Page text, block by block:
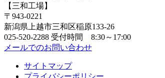
【三和工場】
〒943-0221
新潟県上越市三和区稲原133-26
025-520-2288 受付時間 8:30～17:00
メールでのお問い合わせ
サイトマップ
プライバシーポリシー